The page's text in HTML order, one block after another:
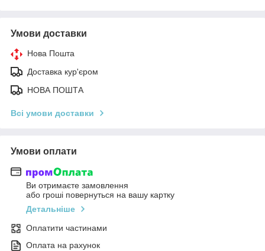
Умови доставки
Нова Пошта
Доставка кур'єром
НОВА ПОШТА
Всі умови доставки
Умови оплати
Ви отримаєте замовлення
або гроші повернуться на вашу картку
Детальніше
Оплатити частинами
Оплата на рахунок